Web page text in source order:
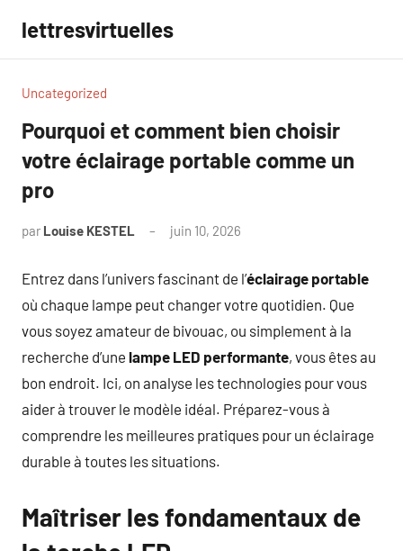
contenu
lettresvirtuelles
Uncategorized
Pourquoi et comment bien choisir
votre éclairage portable comme un
pro
par Louise KESTEL juin 10, 2026
Entrez dans l’univers fascinant de l’éclairage portable
où chaque lampe peut changer votre quotidien. Que
vous soyez amateur de bivouac, ou simplement à la
recherche d’une lampe LED performante, vous êtes au
bon endroit. Ici, on analyse les technologies pour vous
aider à trouver le modèle idéal. Préparez-vous à
comprendre les meilleures pratiques pour un éclairage
durable à toutes les situations.
Maîtriser les fondamentaux de